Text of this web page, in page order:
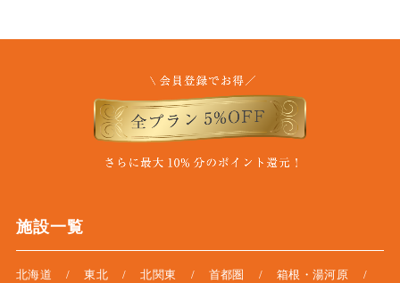
施設一覧
北海道 東北 北関東 首都圏
箱根・湯河原